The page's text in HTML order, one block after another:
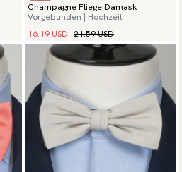
Champagne Fliege Damask
Vorgebunden | Hochzeit
16.19 USD 21.59 USD